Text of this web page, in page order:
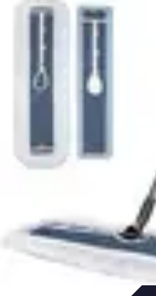
Top Soldes
Astuces d'Achat
Incontournables
Astuces et conseils
Top Soldes